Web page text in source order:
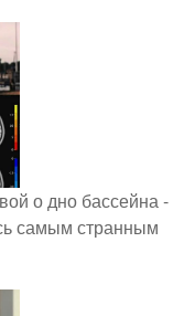
о дно бассейна -
самым странным